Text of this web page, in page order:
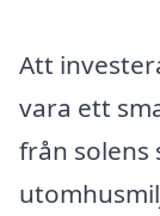
Att
vara ett
från solens